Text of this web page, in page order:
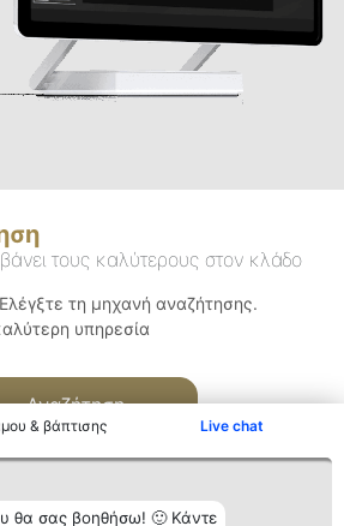
& βάπτισης Live chat
θα σας βοηθήσω! 🙂 Κάντε
τους καλύτερους στον κλάδο
τη μηχανή αναζήτησης.
υπηρεσία
Αναζήτηση